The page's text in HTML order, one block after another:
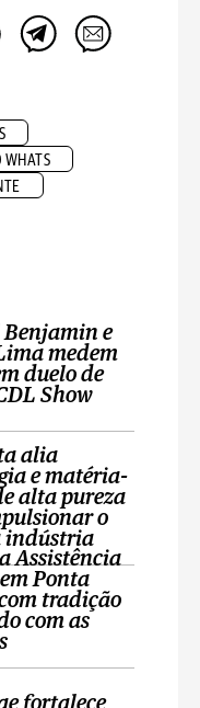
WHATS
e
medem
duelo de
Show
alia
e matéria-
alta pureza
o
indústria
Assistência
Ponta
tradição
com as
fortalece